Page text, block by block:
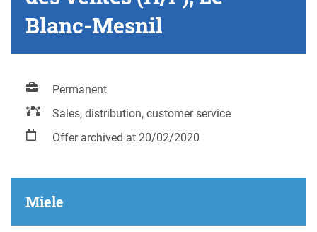
Blanc-Mesnil
Permanent
Sales, distribution, customer service
Offer archived at 20/02/2020
Miele